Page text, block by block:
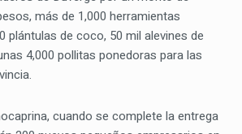
más de 1,000 herramientas
plántulas de coco, 50 mil alevines de
4,000 pollitas ponedoras para las
cuando se complete la entrega